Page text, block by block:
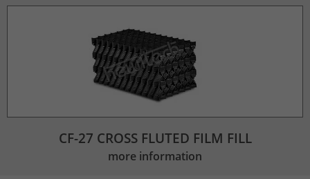
CF-27 CROSS FLUTED FILM FILL
more information